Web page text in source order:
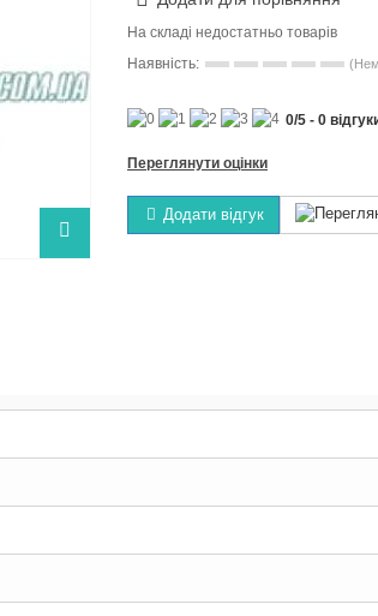
На складі недостатньо товарів
Наявність:
0/5 - 0
Переглянути оцінки
Додати відгук